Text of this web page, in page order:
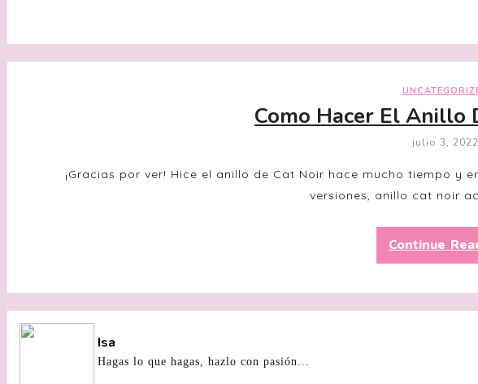
Como Hacer El Anillo
julio 3, 2022
¡Gracias por ver! Hice el anillo de Cat Noir hace mucho tiempo
versiones, anillo cat noir
Continue
Isa
Hagas lo que hagas, hazlo con pasión...